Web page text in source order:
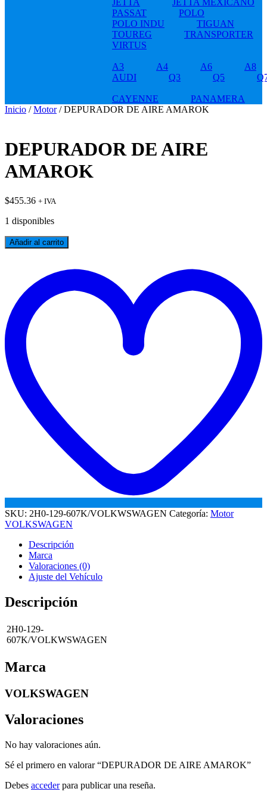
JETTA
JETTA MEXICANO
PASSAT
POLO
POLO INDU
TIGUAN
TOUREG
TRANSPORTER
VIRTUS
A3 A4 A6
A8
AUDI
Q3 Q5
CAYENNE
PANAMERA
Inicio /Motor/ DEPURADOR DE AIRE AMAROK
DEPURADOR DE AIRE
AMAROK
$455.36 + IVA
1 disponibles
DEPURADOR
DE
cantidad
Añadir al carrito
SKU: 2H0-129-607K/VOLKWSWAGEN Categoría: Motor
VOLKSWAGEN
Descripción
Marca
Valoraciones (0)
Ajuste del Vehículo
Descripción
2H0-129-
607K/VOLKWSWAGEN
Marca
VOLKSWAGEN
Valoraciones
No hay valoraciones aún.
Sé el primero en valorar “DEPURADOR DE AIRE AMAROK”
Debes accederpara publicar una reseña.